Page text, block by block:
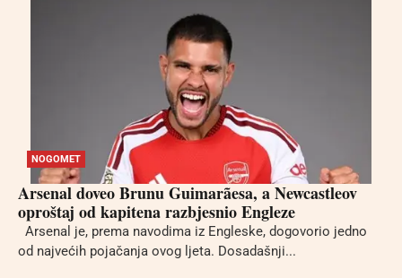
NOGOMET
Arsenal doveo Brunu Guimarãesa, a Newcastleov
oproštaj od kapitena razbjesnio Engleze
Arsenal je, prema navodima iz Engleske, dogovorio jedno
od najvećih pojačanja ovog ljeta. Dosadašnji...